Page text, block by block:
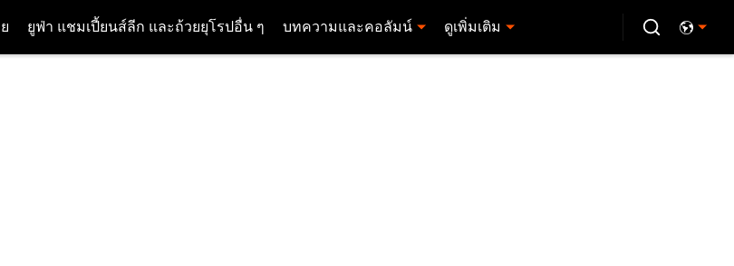
ยูฟ่า แชมเปี้ยนส์ลีก และถ้วยยุโรปอื่น ๆ บทความและคอลัมน์ ดูเพิ่มเติม